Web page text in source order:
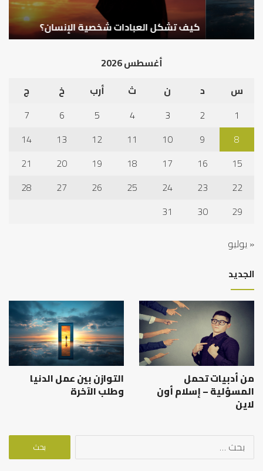
كيف تشكل العبادات شخصية الإنسان؟
أغسطس 2026
س
د ن ث أرب خ
ج
1
2
3
4
5
6
7
8
9
10
11
12
13
14
15
16
17
18
19
20
21
22
23
24
25
26
27
28
29
30
31
« يوليو
الجديد
من أدبيات تحمل
المسؤلية – إسلام أون
لاين
التوازن بين عمل الدنيا
وطلب الآخرة
البحث